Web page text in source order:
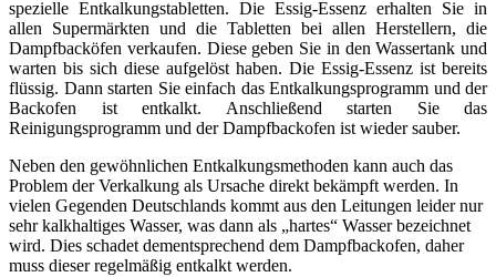
spezielle Entkalkungstabletten. Die Essig-Essenz erhalten Sie in
allen Supermärkten und die Tabletten bei allen Herstellern, die
Dampfbacköfen verkaufen. Diese geben Sie in den Wassertank und
warten bis sich diese aufgelöst haben. Die Essig-Essenz ist bereits
flüssig. Dann starten Sie einfach das Entkalkungsprogramm und der
Backofen ist entkalkt. Anschließend starten Sie das
Reinigungsprogramm und der Dampfbackofen ist wieder sauber.
Neben den gewöhnlichen Entkalkungsmethoden kann auch das
Problem der Verkalkung als Ursache direkt bekämpft werden. In
vielen Gegenden Deutschlands kommt aus den Leitungen leider nur
sehr kalkhaltiges Wasser, was dann als „hartes“ Wasser bezeichnet
wird. Dies schadet dementsprechend dem Dampfbackofen, daher
muss dieser regelmäßig entkalkt werden.